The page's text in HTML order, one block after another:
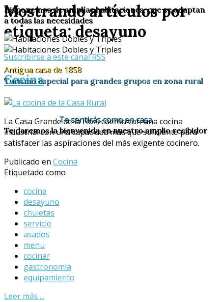
Disponemos de amplías habitaciones, que se adaptan
a todas las necesidades
Antigua casa de 1858
Turismo especial para grandes grupos en zona rural
Te sentirás como en casa
Te daremos la bienvenida en nuestro amplio recibidor
Mostrando artículos por
etiqueta: desayuno
Suscribirse a este canal RSS
Cocina
La Casa Grande de la Hoz, cuenta con una cocina
industrial con una capacidad más que suficiente para
satisfacer las aspiraciones del más exigente cocinero.
Publicado en Cocina
Etiquetado como
cocina
desayuno
chuletas
servicio
asados
menu
cocinar
gastronomia
equipamiento
Leer más ...